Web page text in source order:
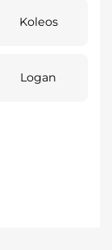
Koleos
Logan